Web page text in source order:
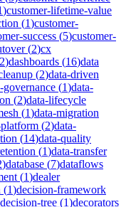
)customer-lifetime-value
(1)customer-
success (5)customer-
(2)cx
2)dashboards (16)data
(2)data-driven
governance (1)data-
(2)data-lifecycle
(1)data-migration
(2)data-
(14)data-quality
(1)data-transfer
)database (7)dataflows
(1)dealer
(1)decision-framework
decision-tree (1)decorators